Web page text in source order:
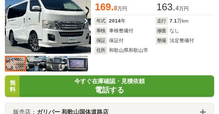
169.8万円 163.4万円
年式 2014年 走行 7.1万km
車検
車検整備付 修復
なし
保証
保証付 整備
法定整備付
住所
和歌山県和歌山市
無
料
今すぐ在庫確認・見積依頼
電話する
販売店： ガリバー 和歌山国体道路店